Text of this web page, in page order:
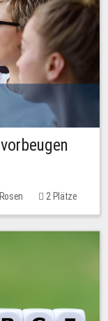
2 Plätze